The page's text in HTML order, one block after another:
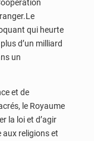
qui heurte
d’un milliard
un
et de
le Royaume
la loi et d’agir
religions et